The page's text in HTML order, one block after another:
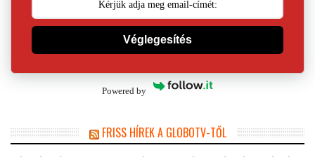
Véglegesítés
Powered by
FRISS HÍREK A GLOBOTV-TŐL